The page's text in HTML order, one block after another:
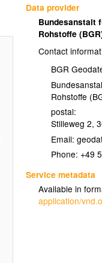
Data provider
Bundesanstalt
Rohstoffe
Contact
BGR
Rohstoffe
postal:
Stilleweg 2,
Email:
Phone: +49
Service metadata
Available in
application/